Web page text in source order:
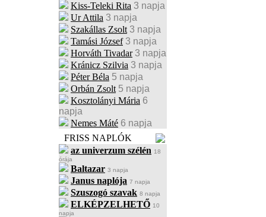
Kiss-Teleki Rita 3 napja
Ur Attila 3 napja
Szakállas Zsolt 3 napja
Tamási József 3 napja
Horváth Tivadar 3 napja
Kránicz Szilvia 3 napja
Péter Béla 5 napja
Orbán Zsolt 5 napja
Kosztolányi Mária 6
napja
Nemes Máté 6 napja
FRISS NAPLÓK
az univerzum szélén 18
órája
Baltazar 3 napja
Janus naplója 7 napja
Szuszogó szavak 8 napja
ELKÉPZELHETŐ 10
napja